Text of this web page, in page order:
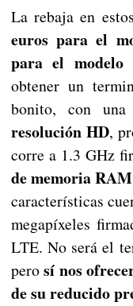
La rebaja en
euros para el
para el modelo
obtener un
bonito, con una
resolución HD,
corre a 1.3 GHz
de memoria
características
megapíxeles
LTE. No será el
perosí nos
de su reducido